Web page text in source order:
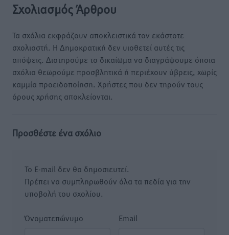
Σχολιασμός Άρθρου
Τα σχόλια εκφράζουν αποκλειστικά τον εκάστοτε
σχολιαστή. Η Δημοκρατική δεν υιοθετεί αυτές τις
απόψεις. Διατηρούμε το δικαίωμα να διαγράψουμε όποια
σχόλια θεωρούμε προσβλητικά ή περιέχουν ύβρεις, χωρίς
καμμία προειδοποίηση. Χρήστες που δεν τηρούν τους
όρους χρήσης αποκλείονται.
Προσθέστε ένα σχόλιο
Το E-mail δεν θα δημοσιευτεί.
Πρέπει να συμπληρωθούν όλα τα πεδία για την
υποβολή του σχολίου.
Όνοματεπώνυμο Email